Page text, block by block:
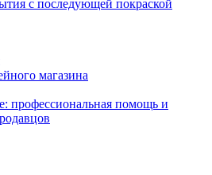
с последующей покраской
магазина
профессиональная помощь и